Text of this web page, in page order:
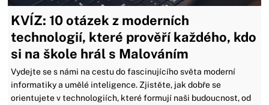
KVÍZ: 10 otázek z moderních
technologií, které prověří každého, kdo
si na škole hrál s Malováním
Vydejte se s námi na cestu do fascinujícího světa moderní
informatiky a umělé inteligence. Zjistěte, jak dobře se
orientujete v technologiích, které formují naši budoucnost, od